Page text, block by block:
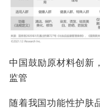
中国鼓励原材料创新
监管
随着我国功能性护肤